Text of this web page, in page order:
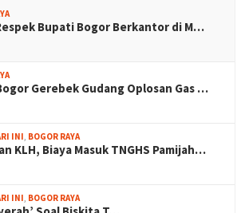
Bupati Bogor Berkantor di M…
Gerebek Gudang Oplosan Gas …
INI, BOGOR RAYA
KLH, Biaya Masuk TNGHS Pamijah…
INI, BOGOR RAYA